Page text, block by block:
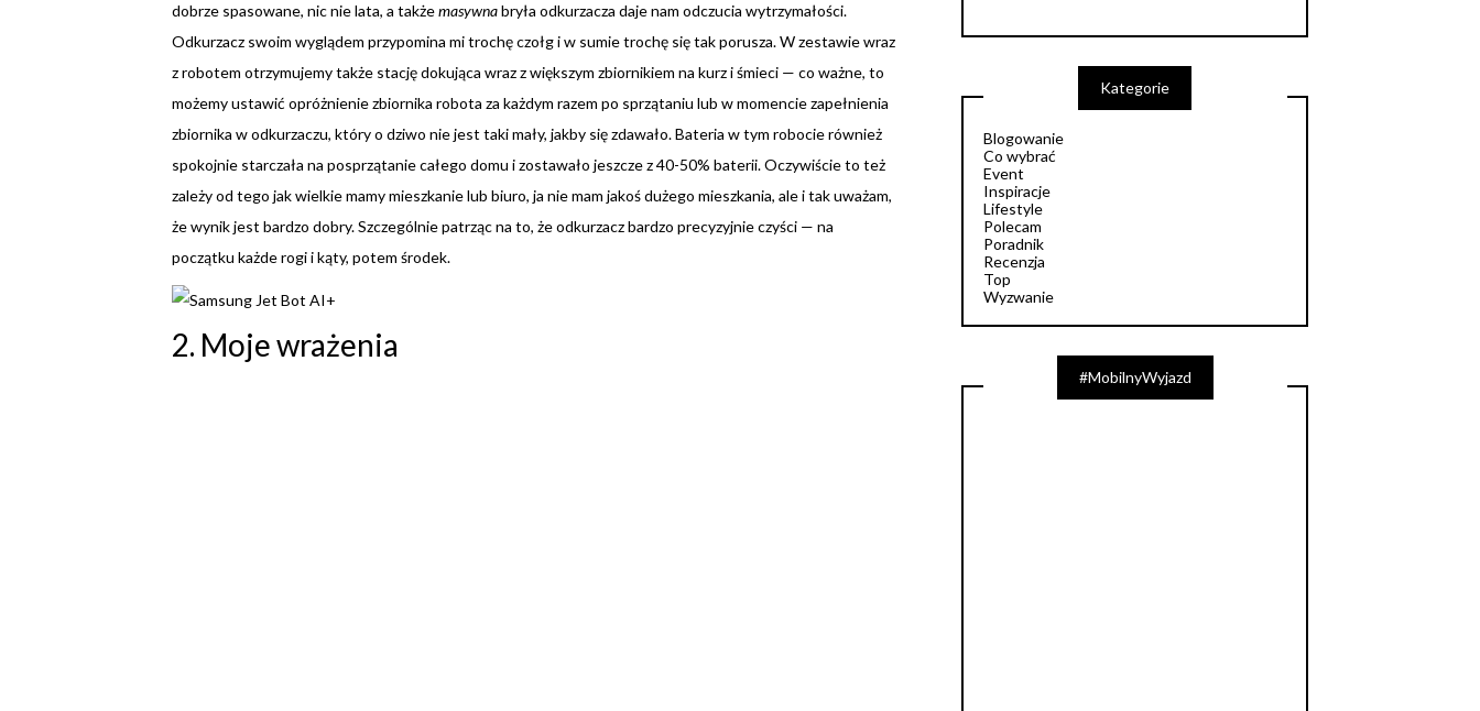
dobrze spasowane, nic nie lata, a takżemasywnabryła odkurzacza daje nam odczucia wytrzymałości.
Odkurzacz swoim wyglądem przypomina mi trochę czołg i w sumie trochę się tak porusza. W zestawie wraz
z robotem otrzymujemy także stację dokująca wraz z większym zbiornikiem na kurz i śmieci — co ważne, to
możemy ustawić opróżnienie zbiornika robota za każdym razem po sprzątaniu lub w momencie zapełnienia
zbiornika w odkurzaczu, który o dziwo nie jest taki mały, jakby się zdawało. Bateria w tym robocie również
spokojnie starczała na posprzątanie całego domu i zostawało jeszcze z 40-50% baterii. Oczywiście to też
zależy od tego jak wielkie mamy mieszkanie lub biuro, ja nie mam jakoś dużego mieszkania, ale i tak uważam,
że wynik jest bardzo dobry. Szczególnie patrząc na to, że odkurzacz bardzo precyzyjnie czyści — na
początku każde rogi i kąty, potem środek.
2. Moje wrażenia
Kategorie
Blogowanie
Co wybrać
Event
Inspiracje
Lifestyle
Polecam
Poradnik
Recenzja
Top
Wyzwanie
#MobilnyWyjazd